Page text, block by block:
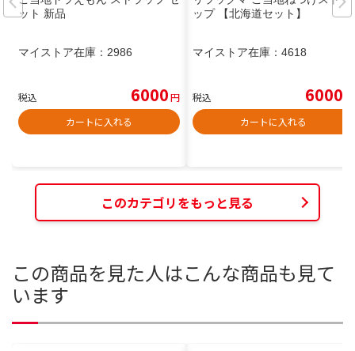
ット 新品
マイストア在庫： 2986
税込 6000円
カートに入れる
ップ 【北海道セット】
マイストア在庫： 4618
税込 6000
カートに入れる
このカテゴリをもっと見る
この商品を見た人はこんな商品も見て
います